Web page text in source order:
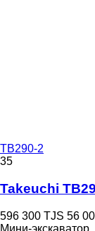
TB290-2
35
Takeuchi
596 300 TJS 56
Мини-экскаватор